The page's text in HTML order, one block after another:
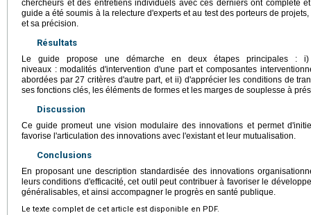
chercheurs et des entretiens individuels avec ces derniers ont complété
guide a été soumis à la relecture d'experts et au test des porteurs de
et sa précision.
Résultats
Le guide propose une démarche en deux étapes principales :
niveaux : modalités d'intervention d'une part et composantes
abordées par 27 critères d'autre part, et ii) d'apprécier les conditions de
ses fonctions clés, les éléments de formes et les marges de souplesse à
Discussion
Ce guide promeut une vision modulaire des innovations et permet
favorise l'articulation des innovations avec l'existant et leur mutualisation.
Conclusions
En proposant une description standardisée des innovations
leurs conditions d'efficacité, cet outil peut contribuer à favoriser le
généralisables, et ainsi accompagner le progrès en santé publique.
Le texte complet de cet article est disponible en PDF.